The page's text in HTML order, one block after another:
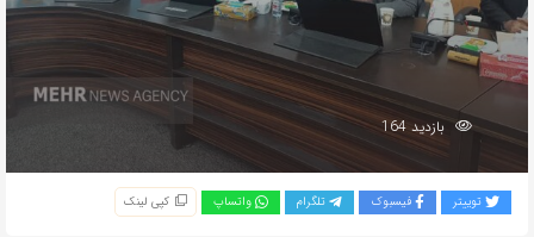
بازدید 164
توییتر فیسبوک تلگرام واتساپ کپی لینک